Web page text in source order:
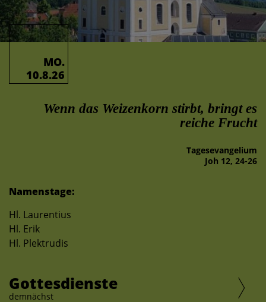
MO.
10.8.26
Wenn das Weizenkorn stirbt, bringt es
reiche Frucht
Tages­evangelium
Joh 12, 24-26
Namenstage:
Hl. Laurentius
Hl. Erik
Hl. Plektrudis
Gottesdienste
demnächst